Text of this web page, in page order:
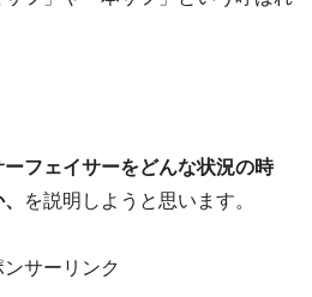
ーフェイサーをどんな状況の時
を説明しようと思います。
ンサーリンク